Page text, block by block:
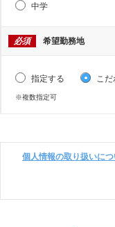
中学
必須 希望勤務地
指定する こ
※複数指定可
個人情報の取り扱いにつ